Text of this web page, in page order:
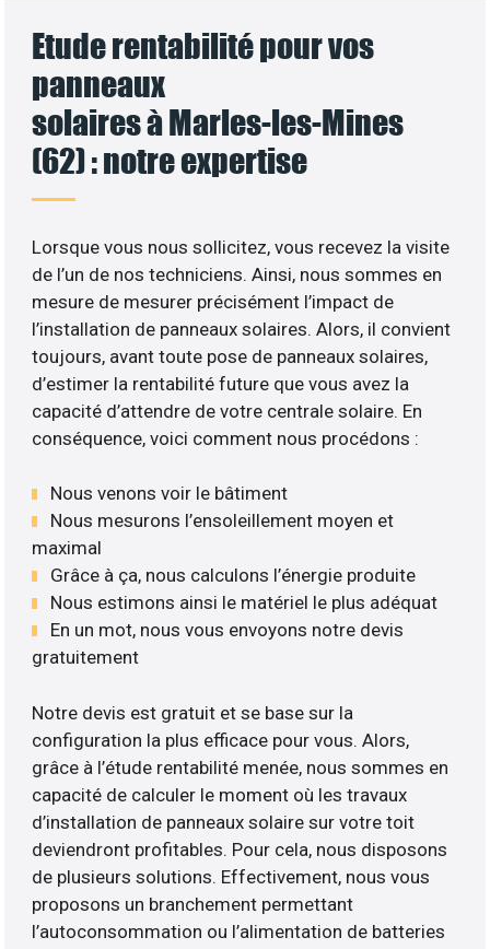
Etude rentabilité pour vos
panneaux
solaires à Marles-les-Mines
(62) : notre expertise
Lorsque vous nous sollicitez, vous recevez la visite
de l’un de nos techniciens. Ainsi, nous sommes en
mesure de mesurer précisément l’impact de
l’installation de panneaux solaires. Alors, il convient
toujours, avant toute pose de panneaux solaires,
d’estimer la rentabilité future que vous avez la
capacité d’attendre de votre centrale solaire. En
conséquence, voici comment nous procédons :
Nous venons voir le bâtiment
Nous mesurons l’ensoleillement moyen et
maximal
Grâce à ça, nous calculons l’énergie produite
Nous estimons ainsi le matériel le plus adéquat
En un mot, nous vous envoyons notre devis
gratuitement
Notre devis est gratuit et se base sur la
configuration la plus efficace pour vous. Alors,
grâce à l’étude rentabilité menée, nous sommes en
capacité de calculer le moment où les travaux
d’installation de panneaux solaire sur votre toit
deviendront profitables. Pour cela, nous disposons
de plusieurs solutions. Effectivement, nous vous
proposons un branchement permettant
l’autoconsommation ou l’alimentation de batteries